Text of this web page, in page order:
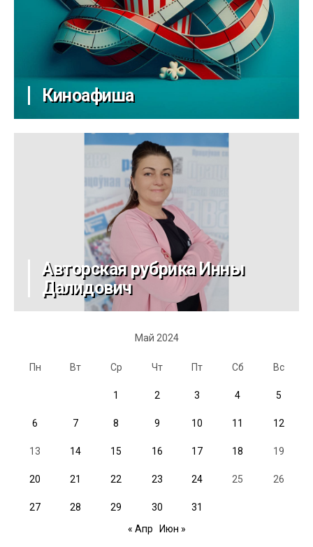
Киноафиша
Авторская рубрика Инны
Далидович
Май 2024
Пн Вт Ср Чт Пт Сб Вс
1 2 3 4 5
6 7 8 9 10 11 12
13 14 15 16 17 18 19
20 21 22 23 24 25 26
27 28 29 30
31
« Апр
Июн »